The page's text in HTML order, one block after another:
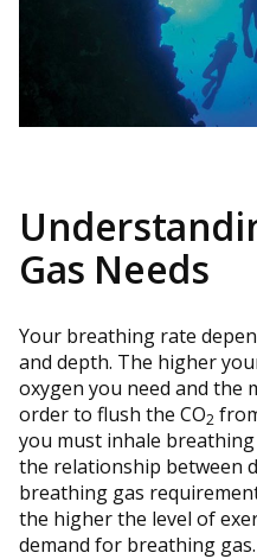
Gas Needs
Your breathing rate
and depth. The higher
oxygen you need and the
order to flush the CO2
you must inhale
the relationship between
breathing gas
the higher the level of
demand for breathing gas.